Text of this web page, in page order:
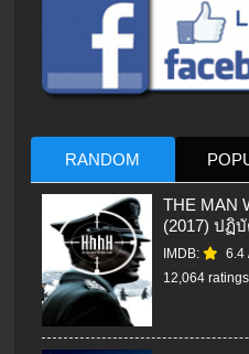
RANDOM
THE MAN
(2017) ปฏิ
IMDB: 6.4
12,064 ratings